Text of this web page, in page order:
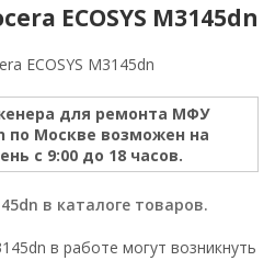
ECOSYS M3145dn
для ремонта МФУ
по Москве возможен на
с 9:00 до 18 часов.
в каталоге товаров.
в работе могут возникнуть